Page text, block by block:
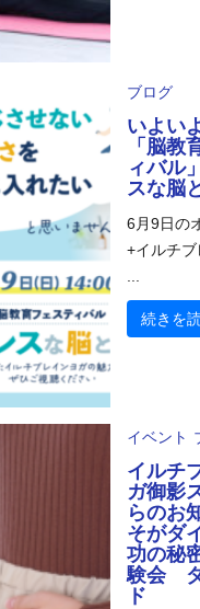
ブログ
いよい
「脳教
ィバル
スな脳
6月9日の
+イルチ
...
続きを
イベント
イルチ
ガ御影
らのお
そがダ
功の秘
験会
ド